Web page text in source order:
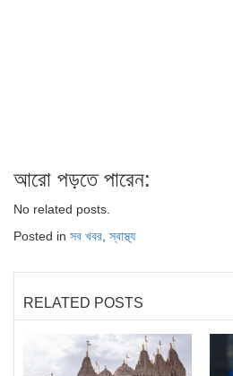
আরো পড়তে পারেন:
No related posts.
Posted in সব খবর ,স্বাস্থ্য
RELATED POSTS